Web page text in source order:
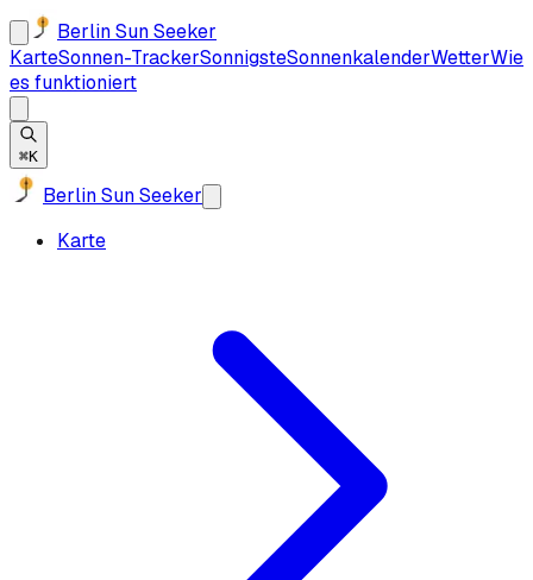
Berlin Sun Seeker
KarteSonnen-TrackerSonnigsteSonnenkalenderWetterWie
es funktioniert
⌘K
Berlin Sun Seeker
Karte